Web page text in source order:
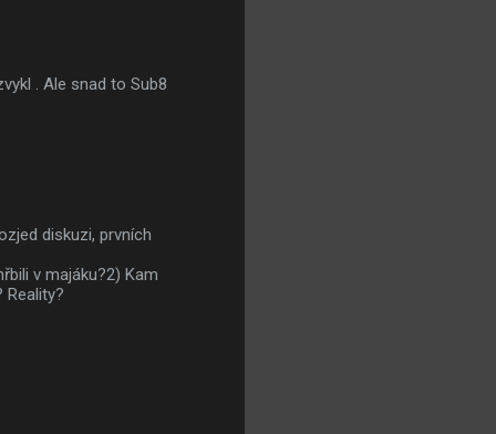
. Ale snad to Sub8
diskuzi, prvních
v majáku?2) Kam
Reality?